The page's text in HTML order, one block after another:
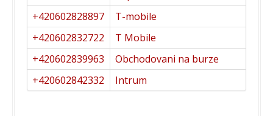
+420602828897
T-mobile
+420602832722
T Mobile
+420602839963
Obchodovani na burze
+420602842332
Intrum